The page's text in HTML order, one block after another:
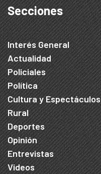
Secciones
Interés General
Actualidad
Policiales
Política
Cultura y Espectáculos
Rural
Deportes
Opinión
Entrevistas
Videos